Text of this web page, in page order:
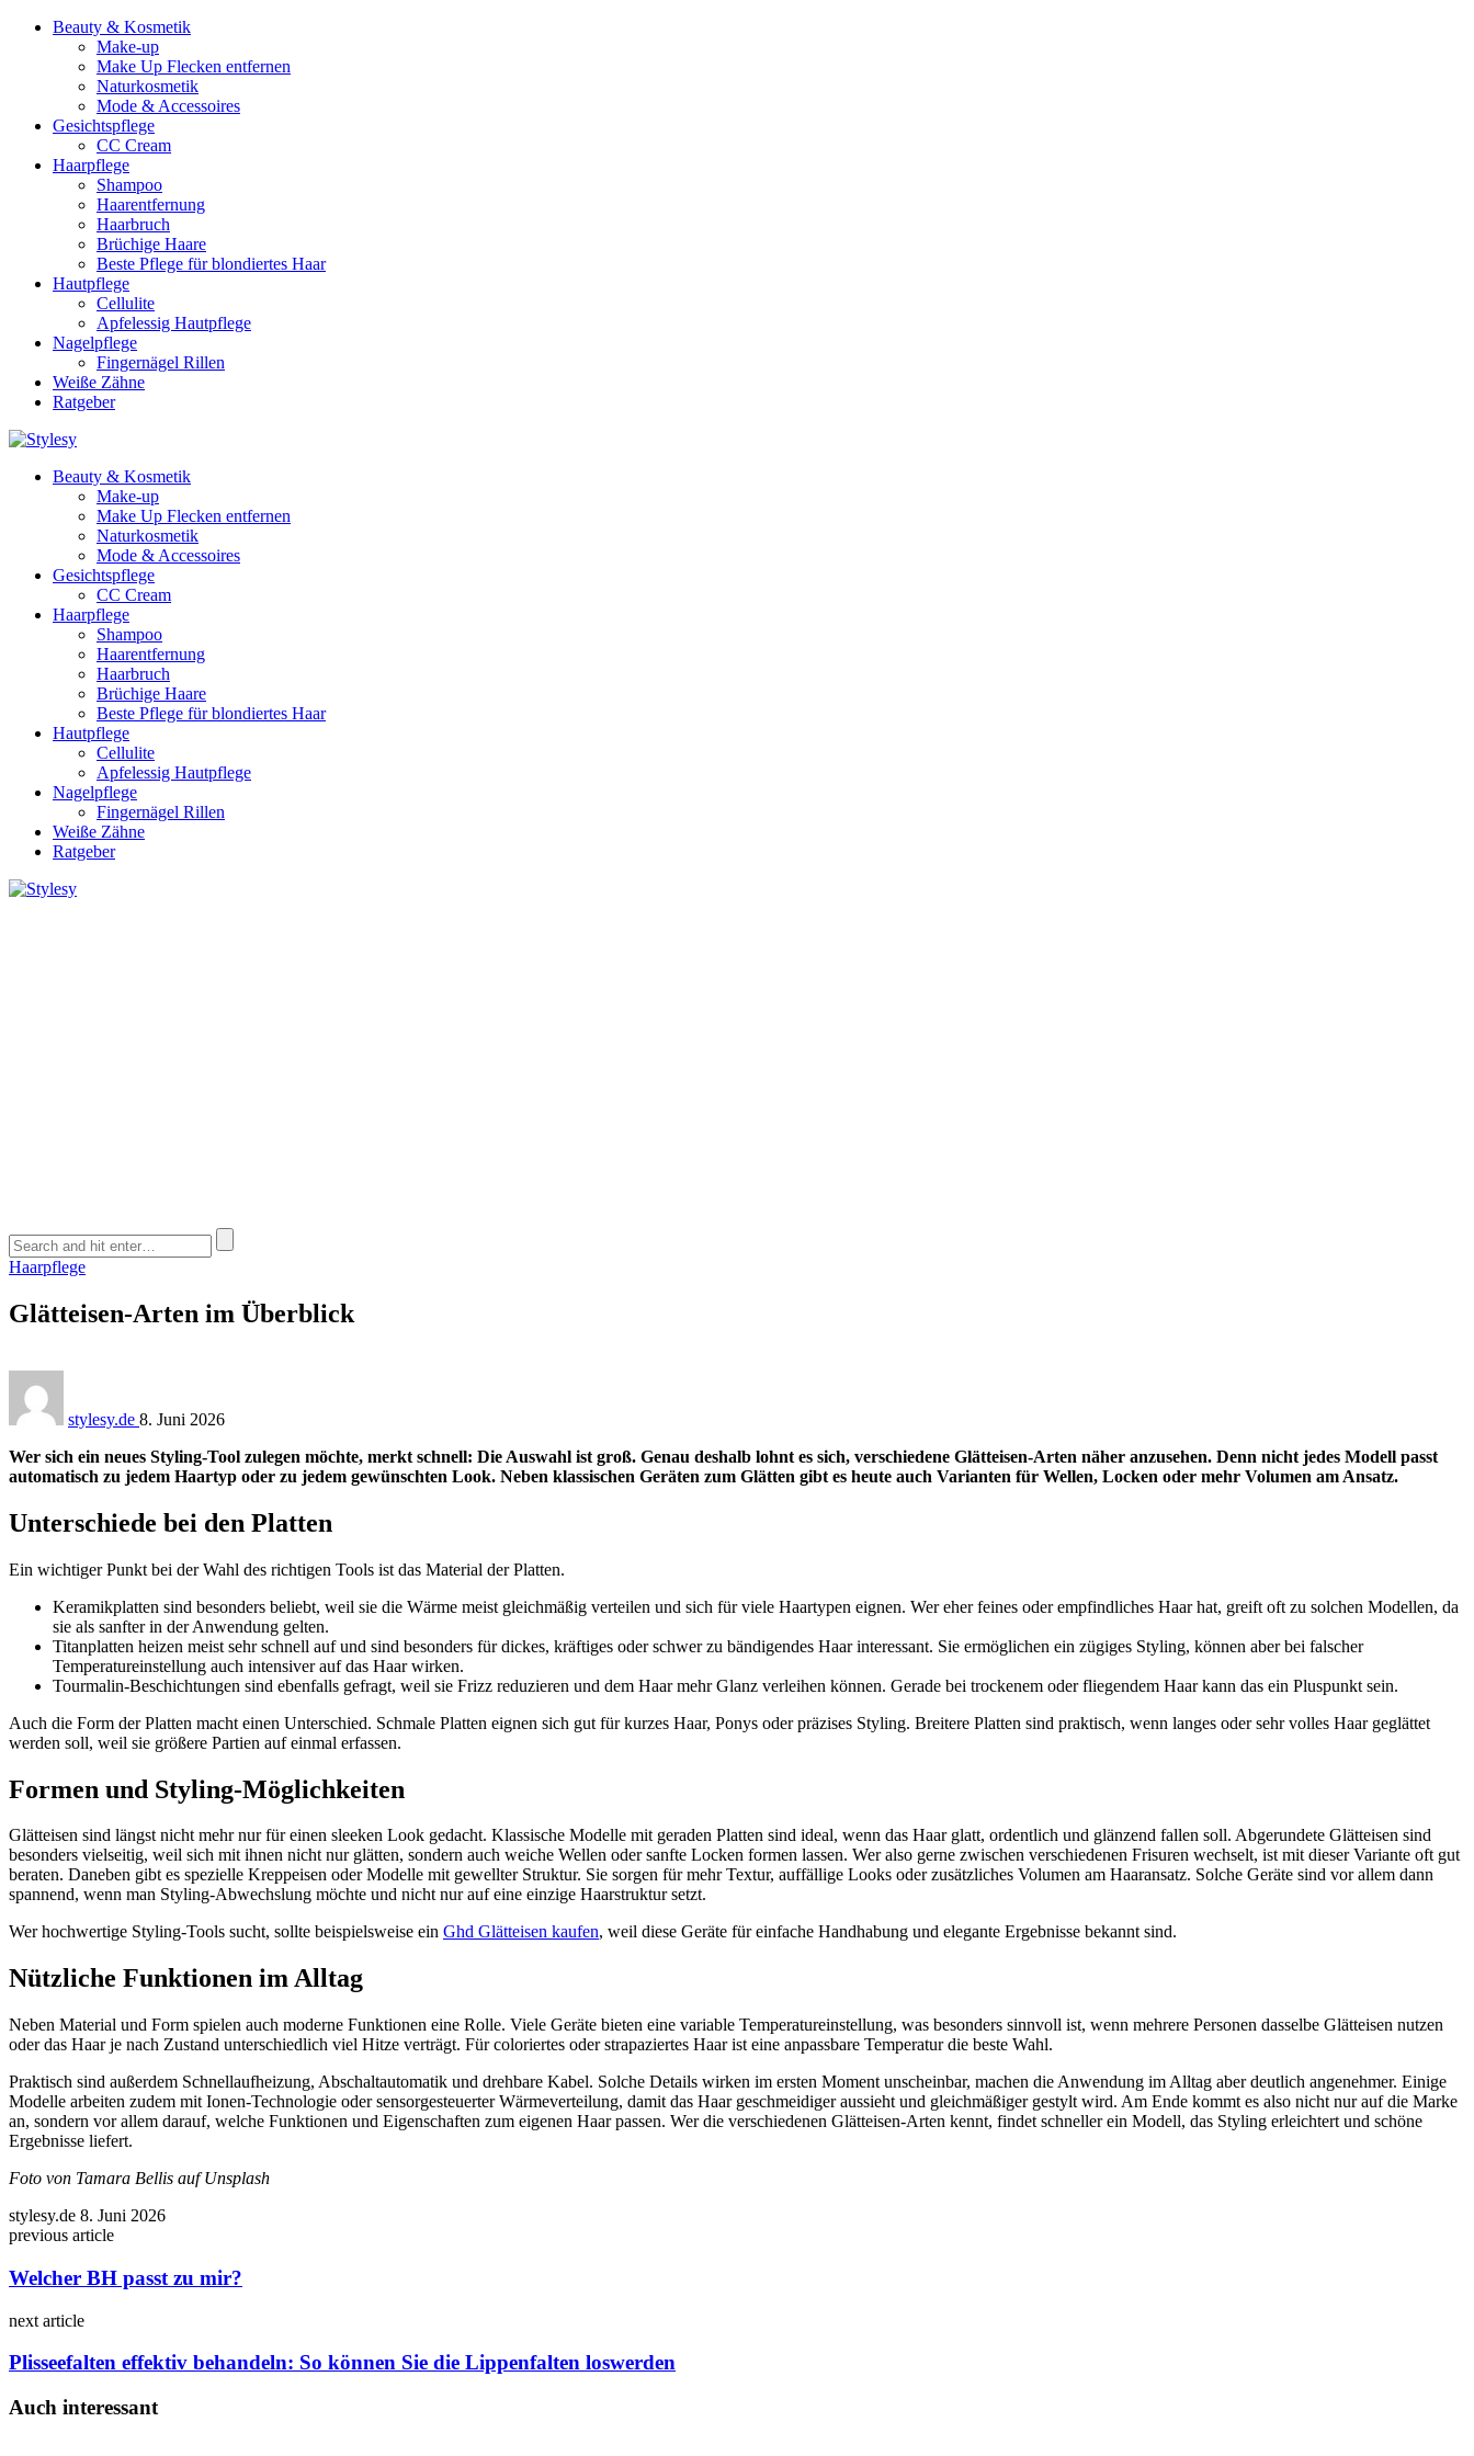
Beauty & Kosmetik
Make-up
Make Up Flecken entfernen
Naturkosmetik
Mode & Accessoires
Gesichtspflege
CC Cream
Haarpflege
Shampoo
Haarentfernung
Haarbruch
Brüchige Haare
Beste Pflege für blondiertes Haar
Hautpflege
Cellulite
Apfelessig Hautpflege
Nagelpflege
Fingernägel Rillen
Weiße Zähne
Ratgeber
Beauty & Kosmetik
Make-up
Make Up Flecken entfernen
Naturkosmetik
Mode & Accessoires
Gesichtspflege
CC Cream
Haarpflege
Shampoo
Haarentfernung
Haarbruch
Brüchige Haare
Beste Pflege für blondiertes Haar
Hautpflege
Cellulite
Apfelessig Hautpflege
Nagelpflege
Fingernägel Rillen
Weiße Zähne
Ratgeber
Haarpflege
Glätteisen-Arten im Überblick
stylesy.de 8. Juni 2026
Wer sich ein neues Styling-Tool zulegen möchte, merkt schnell: Die Auswahl ist groß. Genau deshalb lohnt es sich, verschiedene Glätteisen-Arten näher anzusehen. Denn nicht jedes Modell passt
automatisch zu jedem Haartyp oder zu jedem gewünschten Look. Neben klassischen Geräten zum Glätten gibt es heute auch Varianten für Wellen, Locken oder mehr Volumen am Ansatz.
Unterschiede bei den Platten
Ein wichtiger Punkt bei der Wahl des richtigen Tools ist das Material der Platten.
Keramikplatten sind besonders beliebt, weil sie die Wärme meist gleichmäßig verteilen und sich für viele Haartypen eignen. Wer eher feines oder empfindliches Haar hat, greift oft zu solchen Modellen, da
sie als sanfter in der Anwendung gelten.
Titanplatten heizen meist sehr schnell auf und sind besonders für dickes, kräftiges oder schwer zu bändigendes Haar interessant. Sie ermöglichen ein zügiges Styling, können aber bei falscher
Temperatureinstellung auch intensiver auf das Haar wirken.
Tourmalin-Beschichtungen sind ebenfalls gefragt, weil sie Frizz reduzieren und dem Haar mehr Glanz verleihen können. Gerade bei trockenem oder fliegendem Haar kann das ein Pluspunkt sein.
Auch die Form der Platten macht einen Unterschied. Schmale Platten eignen sich gut für kurzes Haar, Ponys oder präzises Styling. Breitere Platten sind praktisch, wenn langes oder sehr volles Haar geglättet
werden soll, weil sie größere Partien auf einmal erfassen.
Formen und Styling-Möglichkeiten
Glätteisen sind längst nicht mehr nur für einen sleeken Look gedacht. Klassische Modelle mit geraden Platten sind ideal, wenn das Haar glatt, ordentlich und glänzend fallen soll. Abgerundete Glätteisen sind
besonders vielseitig, weil sich mit ihnen nicht nur glätten, sondern auch weiche Wellen oder sanfte Locken formen lassen. Wer also gerne zwischen verschiedenen Frisuren wechselt, ist mit dieser Variante oft gut
beraten. Daneben gibt es spezielle Kreppeisen oder Modelle mit gewellter Struktur. Sie sorgen für mehr Textur, auffällige Looks oder zusätzliches Volumen am Haaransatz. Solche Geräte sind vor allem dann
spannend, wenn man Styling-Abwechslung möchte und nicht nur auf eine einzige Haarstruktur setzt.
Wer hochwertige Styling-Tools sucht, sollte beispielsweise ein Ghd Glätteisen kaufen, weil diese Geräte für einfache Handhabung und elegante Ergebnisse bekannt sind.
Nützliche Funktionen im Alltag
Neben Material und Form spielen auch moderne Funktionen eine Rolle. Viele Geräte bieten eine variable Temperatureinstellung, was besonders sinnvoll ist, wenn mehrere Personen dasselbe Glätteisen nutzen
oder das Haar je nach Zustand unterschiedlich viel Hitze verträgt. Für coloriertes oder strapaziertes Haar ist eine anpassbare Temperatur die beste Wahl.
Praktisch sind außerdem Schnellaufheizung, Abschaltautomatik und drehbare Kabel. Solche Details wirken im ersten Moment unscheinbar, machen die Anwendung im Alltag aber deutlich angenehmer. Einige
Modelle arbeiten zudem mit Ionen-Technologie oder sensorgesteuerter Wärmeverteilung, damit das Haar geschmeidiger aussieht und gleichmäßiger gestylt wird. Am Ende kommt es also nicht nur auf die Marke
an, sondern vor allem darauf, welche Funktionen und Eigenschaften zum eigenen Haar passen. Wer die verschiedenen Glätteisen-Arten kennt, findet schneller ein Modell, das Styling erleichtert und schöne
Ergebnisse liefert.
Foto von Tamara Bellis auf Unsplash
stylesy.de 8. Juni 2026
previous article
Welcher BH passt zu mir?
next article
Plisseefalten effektiv behandeln: So können Sie die Lippenfalten loswerden
Auch interessant